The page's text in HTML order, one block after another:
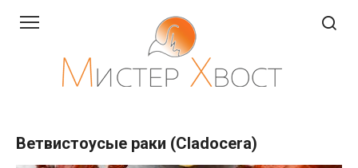
Ветвистоусые раки (Cladocera)